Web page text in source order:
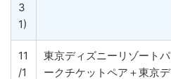
3
1)
11
/1
東京ディズニーリゾートパ
ークチケットペア＋東京デ